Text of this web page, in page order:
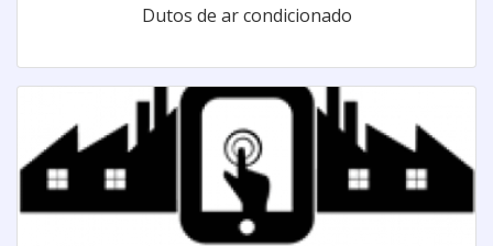
Dutos de ar condicionado